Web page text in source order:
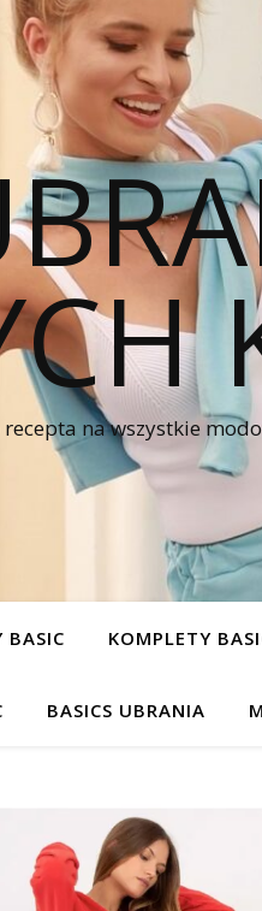
recepta na wszystkie
BASIC KOMPLETY
BASICS UBRANIA